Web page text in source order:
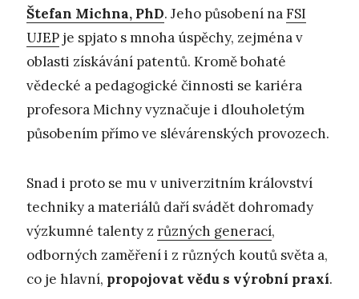
Štefan Michna, PhD. Jeho působení naFSI
UJEP je spjato s mnoha úspěchy, zejména v
oblasti získávání patentů. Kromě bohaté
vědecké a pedagogické činnosti se kariéra
profesora Michny vyznačuje i dlouholetým
působením přímo ve slévárenských provozech.
Snad i proto se mu v univerzitním království
techniky a materiálů daří svádět dohromady
výzkumné talenty z různých generací,
odborných zaměření i z různých koutů světa a,
co je hlavní, propojovat vědu s výrobní praxí.